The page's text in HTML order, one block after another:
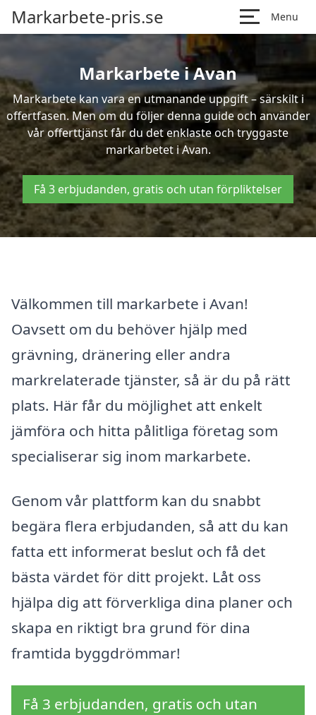
Markarbete-pris.se Menu
Markarbete i Avan
Markarbete kan vara en utmanande uppgift – särskilt i
offertfasen. Men om du följer denna guide och använder
vår offerttjänst får du det enklaste och tryggaste
markarbetet i Avan.
Få 3 erbjudanden, gratis och utan förpliktelser
Välkommen till markarbete i Avan!
Oavsett om du behöver hjälp med
grävning, dränering eller andra
markrelaterade tjänster, så är du på rätt
plats. Här får du möjlighet att enkelt
jämföra och hitta pålitliga företag som
specialiserar sig inom markarbete.
Genom vår plattform kan du snabbt
begära flera erbjudanden, så att du kan
fatta ett informerat beslut och få det
bästa värdet för ditt projekt. Låt oss
hjälpa dig att förverkliga dina planer och
skapa en riktigt bra grund för dina
framtida byggdrömmar!
Få 3 erbjudanden, gratis och utan